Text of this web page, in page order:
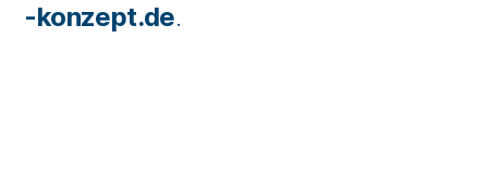
-konzept.de.